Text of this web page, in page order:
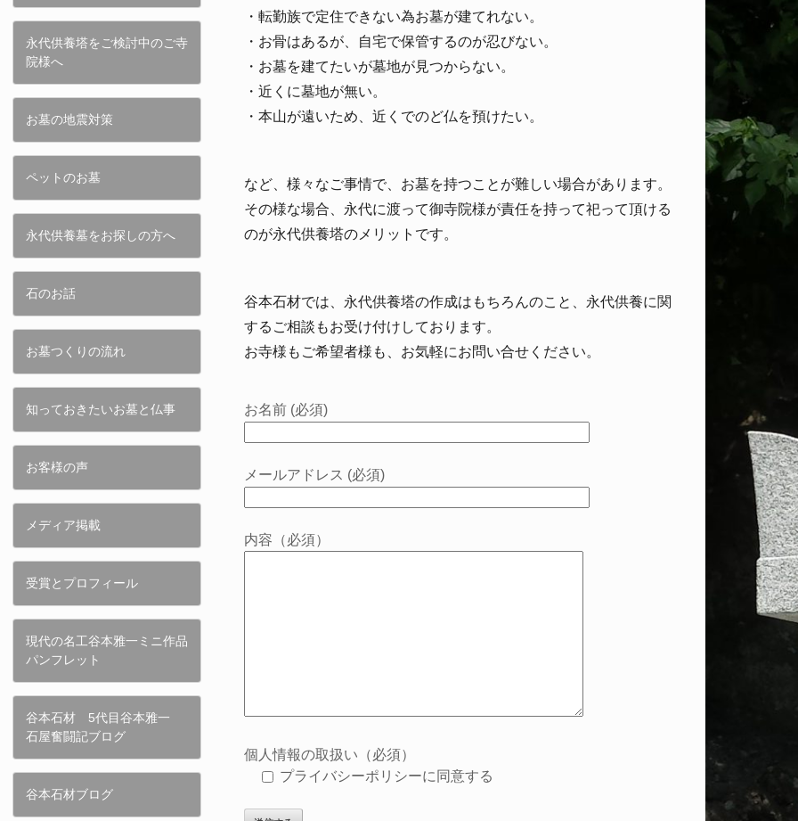
永代供養塔をご検討中のご寺
院様へ
お墓の地震対策
ペットのお墓
永代供養墓をお探しの方へ
石のお話
お墓つくりの流れ
知っておきたいお墓と仏事
お客様の声
メディア掲載
受賞とプロフィール
現代の名工谷本雅一ミニ作品
パンフレット
谷本石材 5代目谷本雅一
石屋奮闘記ブログ
谷本石材ブログ
・転勤族で定住できない為お墓が建てれない。
・お骨はあるが、自宅で保管するのが忍びない。
・お墓を建てたいが墓地が見つからない。
・近くに墓地が無い。
・本山が遠いため、近くでのど仏を預けたい。
など、様々なご事情で、お墓を持つことが難しい場合があります。
その様な場合、永代に渡って御寺院様が責任を持って祀って頂ける
のが永代供養塔のメリットです。
谷本石材では、永代供養塔の作成はもちろんのこと、永代供養に関
するご相談もお受け付けしております。
お寺様もご希望者様も、お気軽にお問い合せください。
お名前 (必須)
メールアドレス (必須)
内容（必須）
個人情報の取扱い（必須）
プライバシーポリシーに同意する